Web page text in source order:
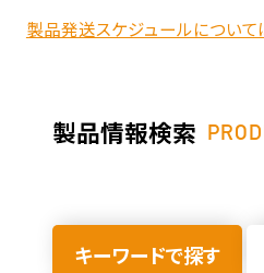
製品発送スケジュールについて
製品情報検索
キーワードで探す